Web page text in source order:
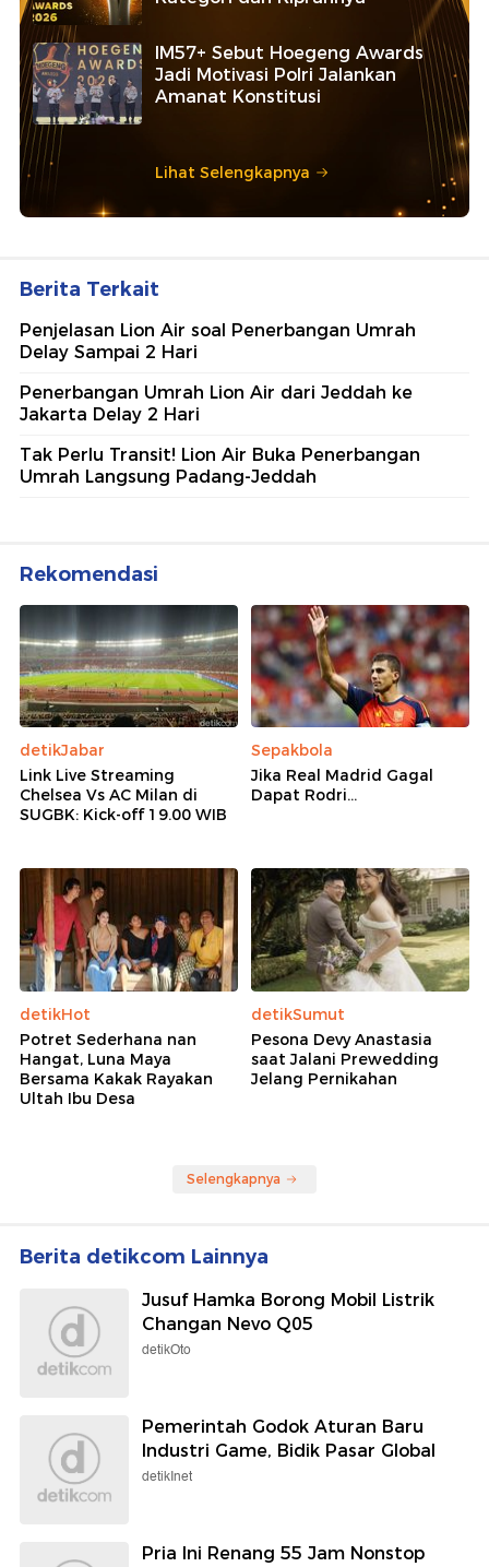
IM57+ Sebut Hoegeng Awards
Jadi Motivasi Polri Jalankan
Amanat Konstitusi
Lihat Selengkapnya
Berita Terkait
Penjelasan Lion Air soal Penerbangan Umrah
Delay Sampai 2 Hari
Penerbangan Umrah Lion Air dari Jeddah ke
Jakarta Delay 2 Hari
Tak Perlu Transit! Lion Air Buka Penerbangan
Umrah Langsung Padang-Jeddah
Rekomendasi
detikJabar
Link Live Streaming
Chelsea Vs AC Milan di
SUGBK: Kick-off 19.00 WIB
Sepakbola
Jika Real Madrid Gagal
Dapat Rodri...
detikHot
Potret Sederhana nan
Hangat, Luna Maya
Bersama Kakak Rayakan
Ultah Ibu Desa
detikSumut
Pesona Devy Anastasia
saat Jalani Prewedding
Jelang Pernikahan
Selengkapnya
Berita detikcom Lainnya
Jusuf Hamka Borong Mobil Listrik
Changan Nevo Q05
detikOto
Pemerintah Godok Aturan Baru
Industri Game, Bidik Pasar Global
detikInet
Pria Ini Renang 55 Jam Nonstop